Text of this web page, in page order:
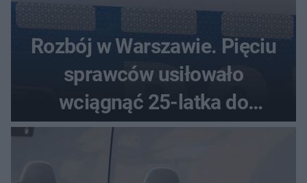
Rozbój w Warszawie. Pięciu
sprawców usiłowało
wciągnąć 25-latka do
samochodu